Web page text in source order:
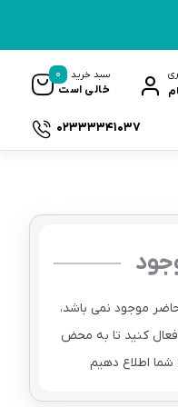
سبد خرید
خالی است
0
02333341037
موجود نمی باشد،
فعال کنید تا به محض
اطلاع دهیم